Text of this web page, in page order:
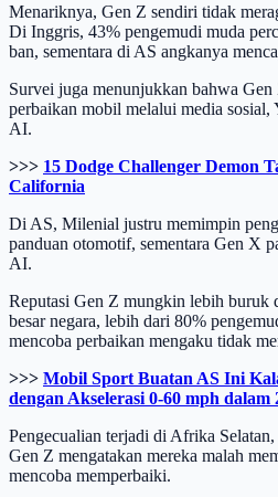
Menariknya, Gen Z sendiri tidak
Di Inggris, 43% pengemudi muda
ban, sementara di AS angkanya
Survei juga menunjukkan bahwa Gen
perbaikan mobil melalui media
AI.
>>> 15 Dodge Challenger Demon
California
Di AS, Milenial justru memimpin
panduan otomotif, sementara Gen X
AI.
Reputasi Gen Z mungkin lebih buruk
besar negara, lebih dari 80%
mencoba perbaikan mengaku tidak
>>> Mobil Sport Buatan AS Ini
dengan Akselerasi 0-60 mph dalam
Pengecualian terjadi di Afrika
Gen Z mengatakan mereka malah
mencoba memperbaiki.